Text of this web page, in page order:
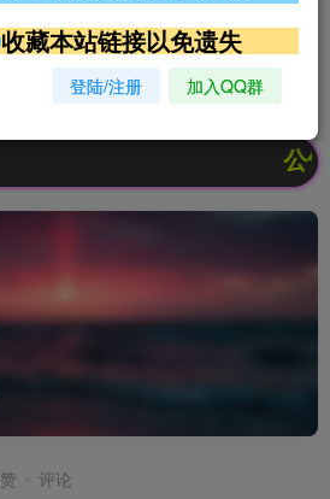
超低价文字广告位招租
超低价文字广告位招租
公告
评论
收藏本站链接以免遗失
登陆/注册 加入QQ群